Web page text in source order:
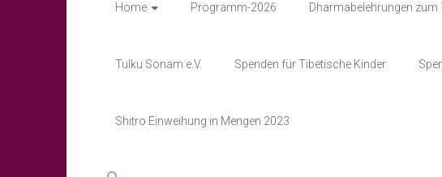
Home Programm-2026 Dharmabelehrungen
Tulku Sonam e.V. Spenden für Tibetische Kinder
Shitro Einweihung in Mengen 2023